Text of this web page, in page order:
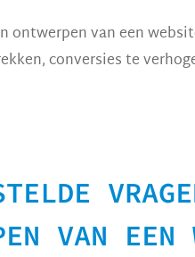
ontwerpen van een
conversies te
VAN EEN